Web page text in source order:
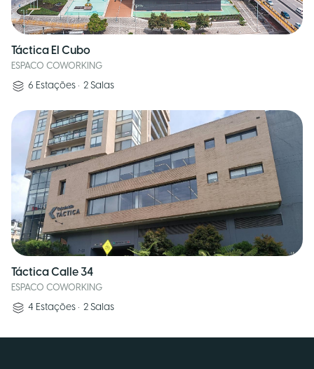
Táctica El Cubo
ESPACO COWORKING
6 Estações • 2 Salas
Táctica Calle 34
ESPACO COWORKING
4 Estações • 2 Salas